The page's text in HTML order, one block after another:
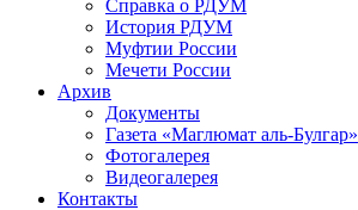
Справка о РДУМ
История РДУМ
Муфтии России
Мечети России
Архив
Документы
Газета «Маглюмат аль-Булгар»
Фотогалерея
Видеогалерея
Контакты